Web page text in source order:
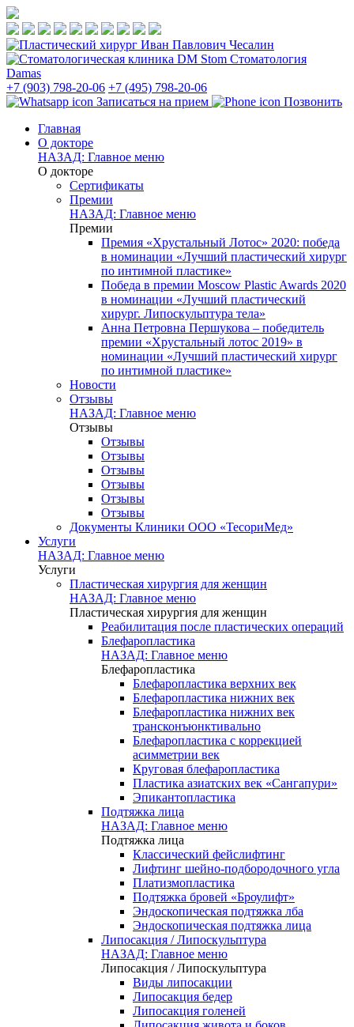
Стоматология
Damas
+7 (903) 798-20-06 +7 (495) 798-20-06
Записаться на прием
Позвонить
Главная
О докторе
НАЗАД: Главное меню
О докторе
Сертификаты
Премии
НАЗАД: Главное меню
Премии
Премия «Хрустальный Лотос» 2020: победа
в номинации «Лучший пластический хирург
по интимной пластике»
Победа в премии Moscow Plastic Awards 2020
в номинации «Лучший пластический
хирург. Липоскульптура тела»
Анна Петровна Першукова – победитель
премии «Хрустальный лотос 2019» в
номинации «Лучший пластический хирург
по интимной пластике»
Новости
Отзывы
НАЗАД: Главное меню
Отзывы
Отзывы
Отзывы
Отзывы
Отзывы
Отзывы
Отзывы
Документы Клиники ООО «ТесориМед»
Услуги
НАЗАД: Главное меню
Услуги
Пластическая хирургия для женщин
НАЗАД: Главное меню
Пластическая хирургия для женщин
Реабилитация после пластических операций
Блефаропластика
НАЗАД: Главное меню
Блефаропластика
Блефаропластика верхних век
Блефаропластика нижних век
Блефаропластика нижних век
трансконъюнктивально
Блефаропластика с коррекцией
асимметрии век
Круговая блефаропластика
Пластика азиатских век «Сангапури»
Эпикантопластика
Подтяжка лица
НАЗАД: Главное меню
Подтяжка лица
Классический фейслифтинг
Лифтинг шейно-подбородочного угла
Платизмопластика
Подтяжка бровей «Броулифт»
Эндоскопическая подтяжка лба
Эндоскопическая подтяжка лица
Липосакция / Липоскульптура
НАЗАД: Главное меню
Липосакция / Липоскульптура
Виды липосакции
Липосакция бедер
Липосакция голеней